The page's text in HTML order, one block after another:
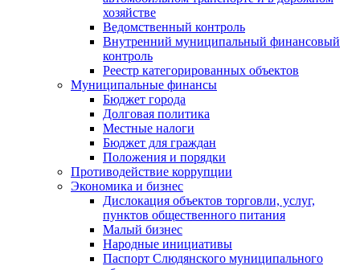
хозяйстве
Ведомственный контроль
Внутренний муниципальный финансовый
контроль
Реестр категорированных объектов
Муниципальные финансы
Бюджет города
Долговая политика
Местные налоги
Бюджет для граждан
Положения и порядки
Противодействие коррупции
Экономика и бизнес
Дислокация объектов торговли, услуг,
пунктов общественного питания
Малый бизнес
Народные инициативы
Паспорт Слюдянского муниципального